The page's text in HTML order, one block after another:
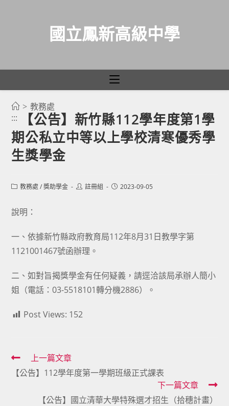
國立鳳新高級中學
> 教務處
:::
【公告】新竹縣112學年度第1學
期公私立中等以上學校清寒優秀學
生獎學金
Post教務處 / 獎助學金
Post註冊組
Post2023-09-05
說明：
一、依據新竹縣政府教育局112年8月31日教學字第
1121001467號函辦理。
二、如對旨揭獎學金有任何疑義，請逕洽該局承辦人簡小
姐（電話：03-5518101轉分機2886）。
Post Views: 152
Read
more
articles
上一篇文章
【公告】112學年度第一學期班級正式課表
下一篇文章
【公告】國立清華大學特殊選才招生（拾穗計畫）